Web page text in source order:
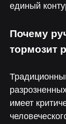
единый
Почему
тормозит
имеет